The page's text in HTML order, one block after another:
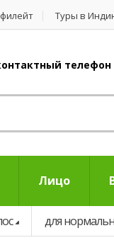
Туры в
телефон
Лицо
для